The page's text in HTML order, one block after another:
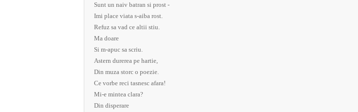
Sunt un naiv batran si prost -
Imi place viata s-aiba rost.
Refuz sa vad ce altii stiu.
Ma doare
Si m-apuc sa scriu.
Astern durerea pe hartie,
Din muza storc o poezie.
Ce vorbe reci tasnesc afara!
Mi-e mintea clara?
Din disperare